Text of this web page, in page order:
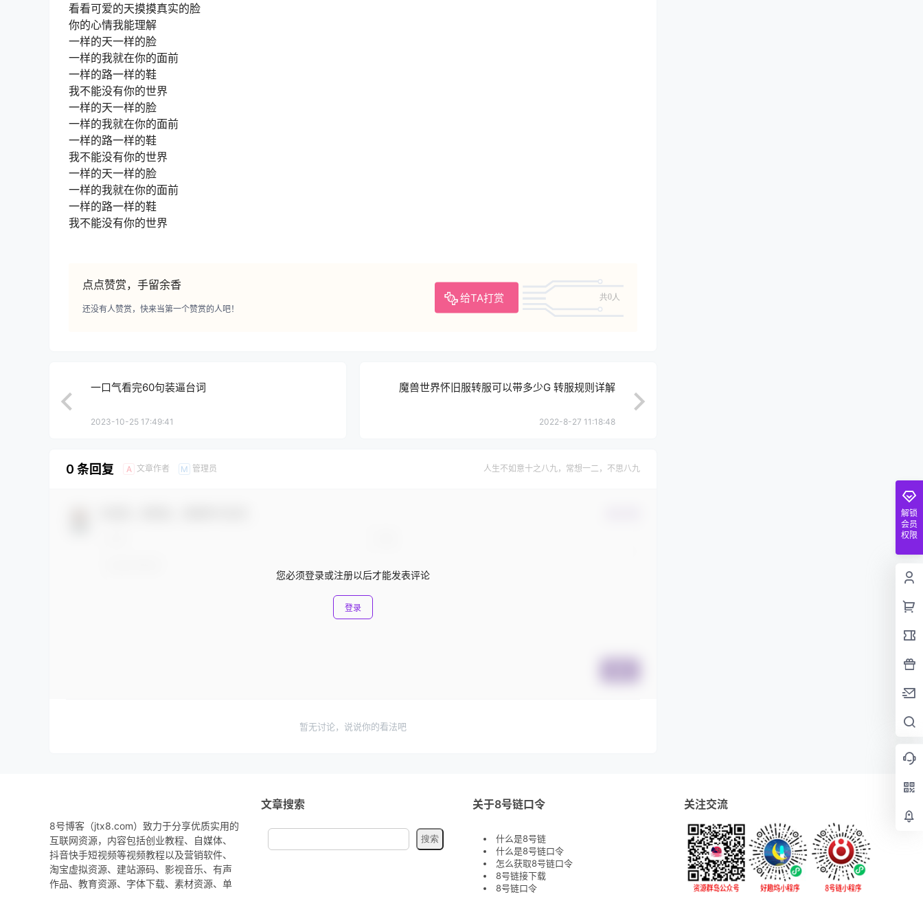
看看可爱的天摸摸真实的脸
你的心情我能理解
一样的天一样的脸
一样的我就在你的面前
一样的路一样的鞋
我不能没有你的世界
一样的天一样的脸
一样的我就在你的面前
一样的路一样的鞋
我不能没有你的世界
一样的天一样的脸
一样的我就在你的面前
一样的路一样的鞋
我不能没有你的世界
点点赞赏，手留余香
给TA打赏 共0人
还没有人赞赏，快来当第一个赞赏的人吧！
一口气看完60句装逼台词
2023-10-25 17:49:41
魔兽世界怀旧服转服可以带多少G 转服规则详解
2022-8-27 11:18:48
0 条回复 A 文章作者 M 管理员 人生不如意十之八九，常想一二，不思八九
您必须登录或注册以后才能发表评论
登录
暂无讨论，说说你的看法吧
解锁
会员
权限
8号博客（jtx8.com）致力于分享优质实用的
互联网资源，内容包括创业教程、自媒体、
抖音快手短视频等视频教程以及营销软件、
淘宝虚拟资源、建站源码、影视音乐、有声
作品、教育资源、字体下载、素材资源、单
文章搜索 关于8号链口令
什么是8号链
什么是8号链口令
怎么获取8号链口令
8号链接下载
8号链口令
关注交流